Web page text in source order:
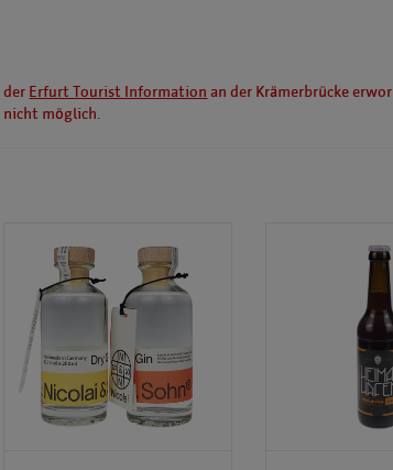
der Erfurt Tourist Information an der Krämerbrücke
möglich.